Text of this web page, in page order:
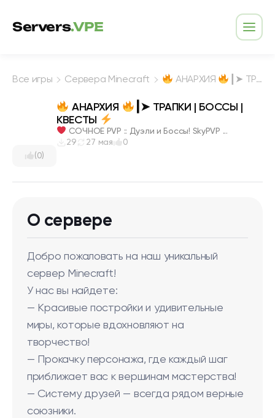
Servers.VPE
Все игры Сервера Minecraft АНАРХИЯ ┃➤ ТРАПКИ | БОССЫ | КВЕСТЫ
(0)
АНАРХИЯ
┃➤ ТРАПКИ | БОССЫ |
КВЕСТЫ
СОЧНОЕ PVP :: Дуэли и Боссы! SkyPVP ...
29
27 мая 0
О сервере
Добро пожаловать на наш уникальный
сервер Minecraft!
У нас вы найдете:
— Красивые постройки и удивительные
миры, которые вдохновляют на
творчество!
— Прокачку персонажа, где каждый шаг
приближает вас к вершинам мастерства!
— Систему друзей — всегда рядом верные
союзники.